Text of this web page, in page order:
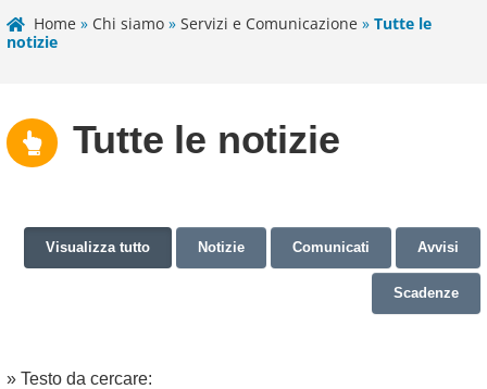
Home » Chi siamo » Servizi e Comunicazione » Tutte le
notizie
Tutte le notizie
Visualizza tutto Notizie Comunicati Avvisi
Scadenze
» Testo da cercare: